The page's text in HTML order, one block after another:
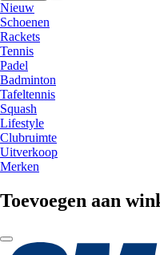
Nieuw
Schoenen
Rackets
Tennis
Padel
Badminton
Tafeltennis
Squash
Lifestyle
Clubruimte
Uitverkoop
Merken
Toevoegen aan